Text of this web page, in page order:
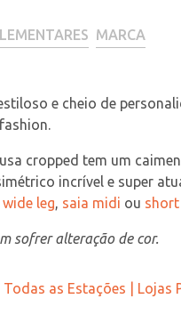
MARCA
e cheio de
cropped tem um
incrível e super
leg, saia midi ou short
sofrer alteração de cor.
as Estações | Lojas